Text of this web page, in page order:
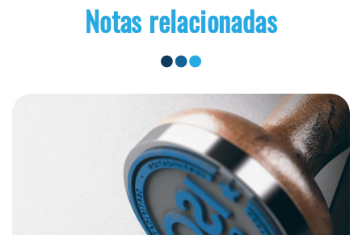
Notas relacionadas